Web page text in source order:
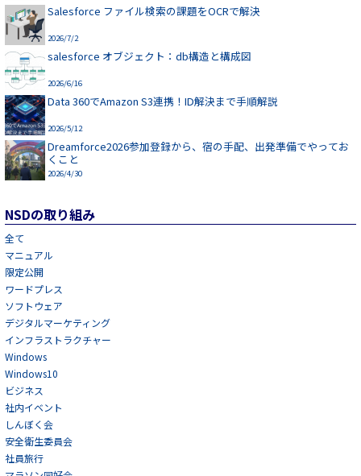
Salesforce ファイル検索の課題をOCRで解決
2026/7/2
salesforce オブジェクト：db構造と構成図
2026/6/16
Data 360でAmazon S3連携！ID解決まで手順解説
2026/5/12
Dreamforce2026参加登録から、宿の手配、出発準備でやってお
くこと
2026/4/30
NSDの取り組み
全て
マニュアル
限定公開
ワードプレス
ソフトウェア
デジタルマーケティング
インフラストラクチャー
Windows
Windows10
ビジネス
社内イベント
しんぼく会
安全衛生委員会
社員旅行